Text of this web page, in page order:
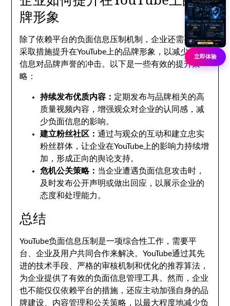
牌形象
除了依赖平台的负面信息压制机制，企业还需要主动
采取措施提升在YouTube上的品牌形象，以减少负面
信息对品牌声誉的冲击。以下是一些有效的提升策
略：
持续发布优质内容： 定期发布与品牌相关的高
质量视频内容，增强观众对企业的认同感，减
少负面信息的影响。
建立粉丝社区：通过与观众的互动和建立忠实
粉丝群体，让企业在YouTube上的影响力持续增
加，形成正向的舆论支持。
危机公关策略： 当企业遭遇负面信息攻击时，
及时发布公开声明或做出回应，以展示企业的
态度和处理能力。
总结
YouTube负面信息压制是一项综合性工作，需要平
台、企业及用户共同合作来解决。YouTube通过其先
进的技术手段、严格的审核机制和优化的推荐算法，
为企业提供了有效的负面信息管理工具。然而，企业
也不能仅仅依赖平台的措施，还应主动加强自身的品
牌建设、内容管理和公关策略，以最大程度地减少负
立即体验